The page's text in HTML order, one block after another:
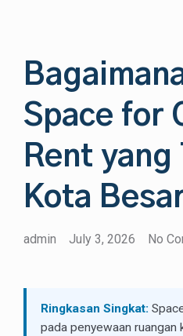
Space for
Rent yang
Kota
admin July 3, 2026 No
Ringkasan Singkat:
pada penyewaan ruangan